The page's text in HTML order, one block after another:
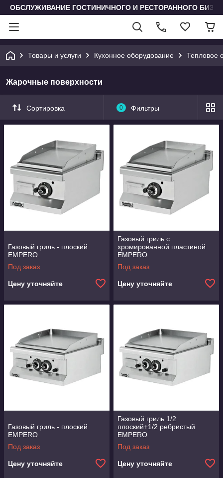
ОБСЛУЖИВАНИЕ ГОСТИНИЧНОГО И РЕСТОРАННОГО
Товары и услуги Кухонное оборудование Тепловое
Жарочные поверхности
Сортировка 0 Фильтры
Газовый гриль - плоский
EMPERO
Под заказ
Цену уточняйте
Газовый гриль с
хромированной пластиной
EMPERO
Под заказ
Цену уточняйте
Газовый гриль - плоский
EMPERO
Под заказ
Цену уточняйте
Газовый гриль 1/2
плоский+1/2 ребристый
EMPERO
Под заказ
Цену уточняйте